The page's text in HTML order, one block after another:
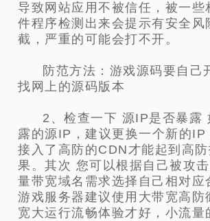
导致网站应用不被信任，被一些
件程序检测出来会提示有安全风
截，严重的可能会打不开。
防范方法：游戏源码要自己
找网上的源码版本
2、检查一下 源IP是否暴露
露的源IP，建议更换一个新的IP
接入了高防的CDN才能起到高
果。其次 您可以根据自己被攻
量带宽域名需求选择自己相对应
游戏服务器建议使用大带宽高防
宽大运行流畅体验才好，小流量